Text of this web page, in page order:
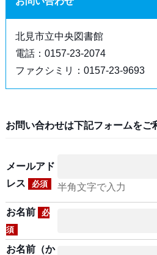
北見市立中央図書館
電話：0157-23-2074
ファクシミリ：0157-23-9693
お問い合わせは下記フォームをご
メールアド
レス
必須 半角文字で入力
お名前
必
須
お名前（か